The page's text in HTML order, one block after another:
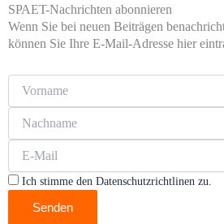
SPAET-Nachrichten abonnieren
Wenn Sie bei neuen Beiträgen
können Sie Ihre E-Mail-Adresse hier
Ich stimme den Datenschutzrichtlinen zu.
Senden